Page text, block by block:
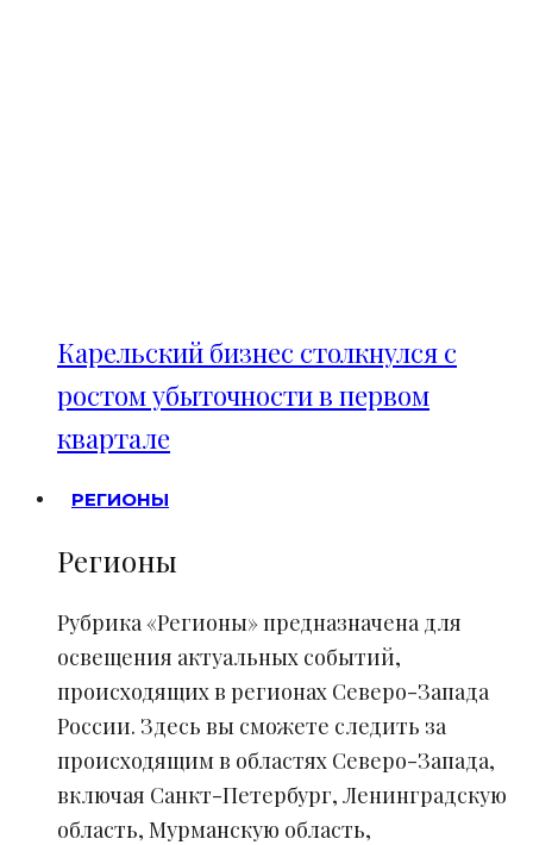
Карельский бизнес столкнулся с
ростом убыточности в первом
квартале
РЕГИОНЫ
Регионы
Рубрика «Регионы» предназначена для
освещения актуальных событий,
происходящих в регионах Северо-Запада
России. Здесь вы сможете следить за
происходящим в областях Северо-Запада,
включая Санкт-Петербург, Ленинградскую
область, Мурманскую область,